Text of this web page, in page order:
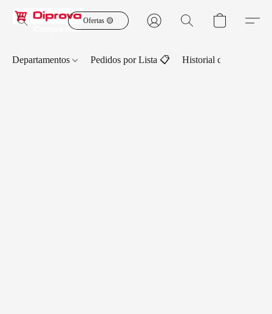
Ofertas 🟡
Departamentos Pedidos por Lista 📋 Historial de Pedidos